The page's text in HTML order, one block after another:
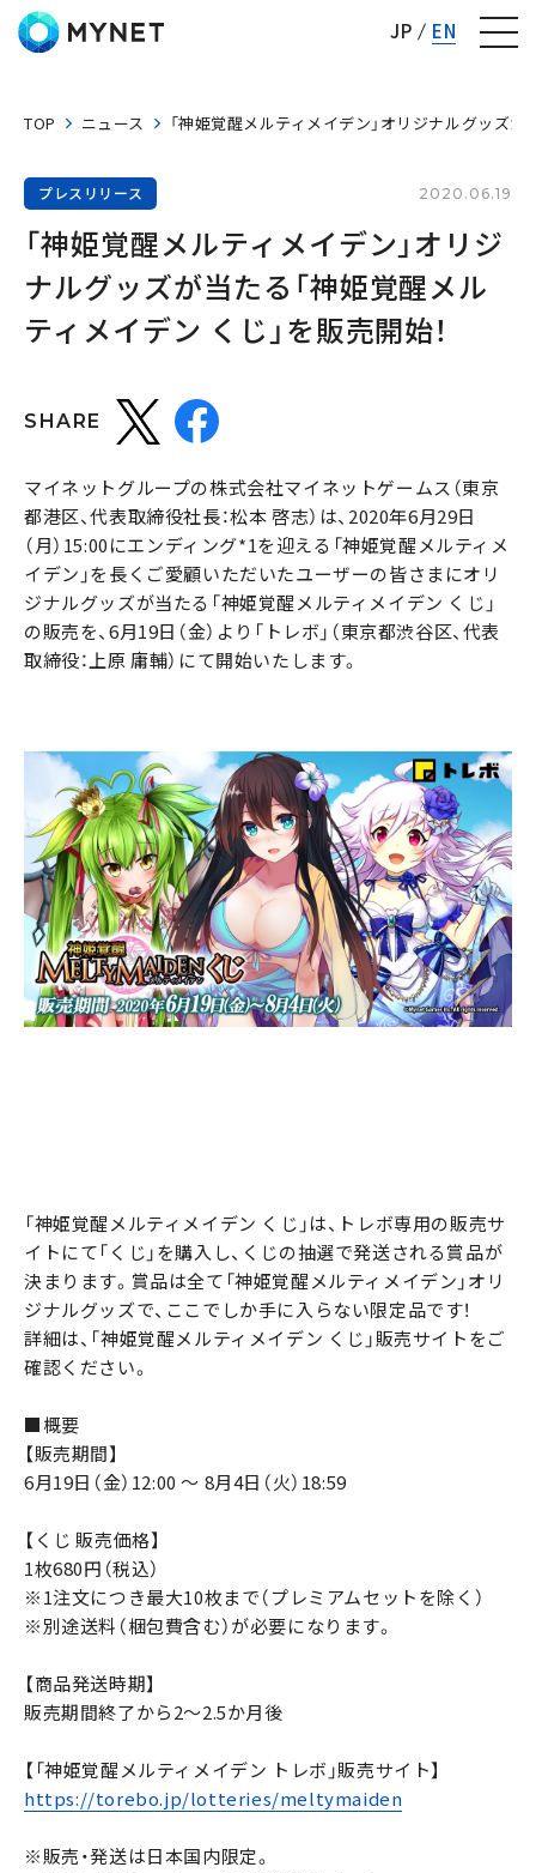
JP EN
TOP ニュース 「神姫覚醒メルティメイデン」オリジナルグッズ
プレスリリース 2020.06.19
「神姫覚醒メルティメイデン」オリジ
ナルグッズが当たる「神姫覚醒メル
ティメイデン くじ」を販売開始！
SHARE
マイネットグループの株式会社マイネットゲームス（東京
都港区、代表取締役社長：松本 啓志）は、2020年6月29日
（月）15:00にエンディング*1を迎える「神姫覚醒メルティメ
イデン」を長くご愛顧いただいたユーザーの皆さまにオリ
ジナルグッズが当たる「神姫覚醒メルティメイデン くじ」
の販売を、6月19日（金）より「トレボ」（東京都渋谷区、代表
取締役：上原 庸輔）にて開始いたします。
「神姫覚醒メルティメイデン くじ」は、トレボ専用の販売サ
イトにて「くじ」を購入し、くじの抽選で発送される賞品が
決まります。賞品は全て「神姫覚醒メルティメイデン」オリ
ジナルグッズで、ここでしか手に入らない限定品です！
詳細は、「神姫覚醒メルティメイデン くじ」販売サイトをご
確認ください。
■概要
【販売期間】
6月19日（金）12:00 ～ 8月4日（火）18:59
【くじ 販売価格】
1枚680円（税込）
※1注文につき最大10枚まで（プレミアムセットを除く）
※別途送料（梱包費含む）が必要になります。
【商品発送時期】
販売期間終了から2～2.5か月後
【「神姫覚醒メルティメイデン トレボ」販売サイト】
https://torebo.jp/lotteries/meltymaiden
※販売・発送は日本国内限定。